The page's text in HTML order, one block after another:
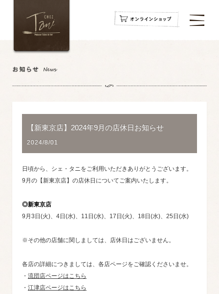
navigation
navigation
navigation
【新東京店】2024年9月の店休日お知らせ
2024/8/01
日頃から、シェ・タニをご利用いただきありがとうございます。
9月の【新東京店】の店休日についてご案内いたします。
◎新東京店
9月3日(火)、4日(水)、11日(水)、17日(火)、18日(水)、25日(水)
※その他の店舗に関しましては、店休日はございません。
各店の詳細につきましては、各店ページをご確認くださいませ。
・ 流団店ページはこちら
・ 江津店ページはこちら